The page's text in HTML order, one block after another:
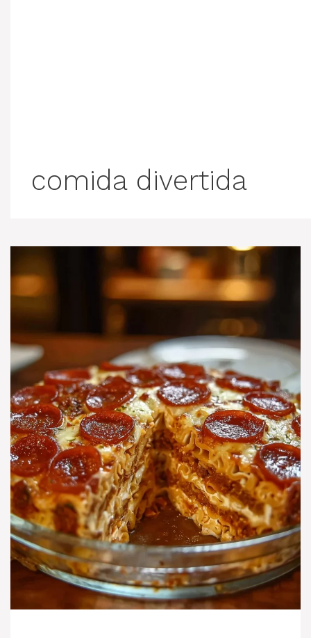
comida divertida